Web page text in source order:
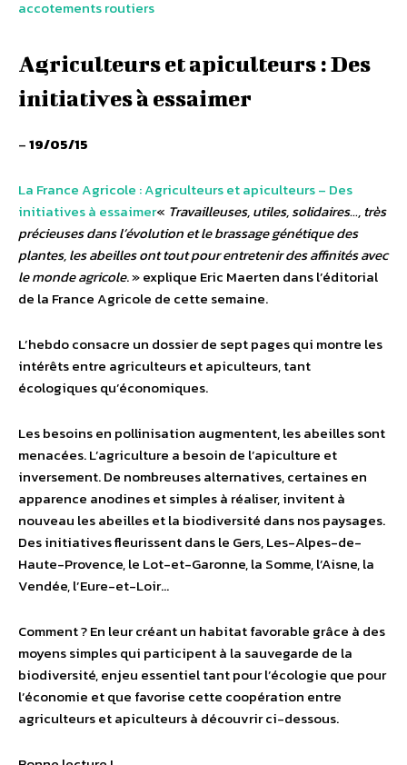
accotements routiers
Agriculteurs et apiculteurs : Des
initiatives à essaimer
–19/05/15
La France Agricole : Agriculteurs et apiculteurs – Des
initiatives à essaimer« Travailleuses, utiles, solidaires…, très
précieuses dans l’évolution et le brassage génétique des
plantes, les abeilles ont tout pour entretenir des affinités avec
le monde agricole. » explique Eric Maerten dans l’éditorial
de la France Agricole de cette semaine.
L’hebdo consacre un dossier de sept pages qui montre les
intérêts entre agriculteurs et apiculteurs, tant
écologiques qu’économiques.
Les besoins en pollinisation augmentent, les abeilles sont
menacées. L’agriculture a besoin de l’apiculture et
inversement. De nombreuses alternatives, certaines en
apparence anodines et simples à réaliser, invitent à
nouveau les abeilles et la biodiversité dans nos paysages.
Des initiatives fleurissent dans le Gers, Les-Alpes-de-
Haute-Provence, le Lot-et-Garonne, la Somme, l’Aisne, la
Vendée, l’Eure-et-Loir…
Comment ? En leur créant un habitat favorable grâce à des
moyens simples qui participent à la sauvegarde de la
biodiversité, enjeu essentiel tant pour l’écologie que pour
l’économie et que favorise cette coopération entre
agriculteurs et apiculteurs à découvrir ci-dessous.